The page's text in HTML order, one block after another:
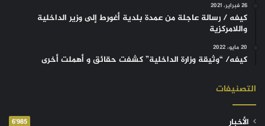
26 فبراير، 2021
كيفه / رسالة عاجلة من عمدة بلدية أغورط إلى وزير الداخلية
واللامركزية
20 مايو، 2022
كيفه/ “وثيقة وزارة الداخلية” كشفت حقائق و أهملت أخرى
التصنيفات
الأخبار 6٬985